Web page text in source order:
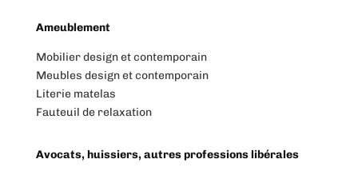
Ameublement
Mobilier design et contemporain
Meubles design et contemporain
Literie matelas
Fauteuil de relaxation
Avocats, huissiers, autres professions libérales